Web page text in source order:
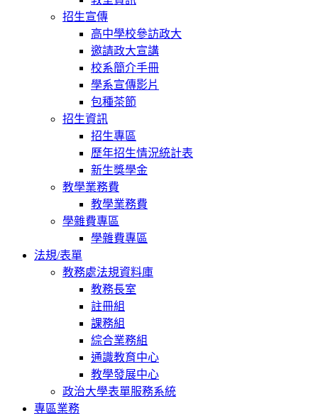
招生宣傳
高中學校參訪政大
邀請政大宣講
校系簡介手冊
學系宣傳影片
包種茶節
招生資訊
招生專區
歷年招生情況統計表
新生獎學金
教學業務費
教學業務費
學雜費專區
學雜費專區
法規/表單
教務處法規資料庫
教務長室
註冊組
課務組
綜合業務組
通識教育中心
教學發展中心
政治大學表單服務系統
專區業務